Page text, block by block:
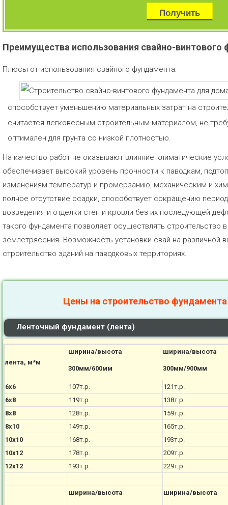
Преимущества использования свайно-винтового
Плюсы от использования свайного фундамента:
способствует уменьшению материальных затрат на
считается легковесным строительным материалом, не
оптимален для грунта со низкой плотностью.
На качество работ не оказывают влияние климатические
обеспечивает высокий уровень прочности к паводкам,
изменениям температур и промерзанию, механическим и
полное отсутствие осадки, способствует сокращению
возведения и отделки стен и кровли без их последующей
такого фундамента позволяет осуществлять строительство
землетрясения. Возможность установки свай на различной
строительство зданий на паводковых территориях.
Цены на строительство
Ленточный фундамент (лента)
лента, м*м
ширина/высота
300мм/600мм
ширина/высота
300мм/900мм
6х6 107т.р.
121т.р.
6х8
119т.р.
138т.р.
8х8
128т.р.
159т.р.
8х10
149т.р.
165т.р.
10х10
168т.р.
193т.р.
10х12
178т.р.
209т.р.
12х12
193т.р. 229т.р.
ширина/высота ширина/высота